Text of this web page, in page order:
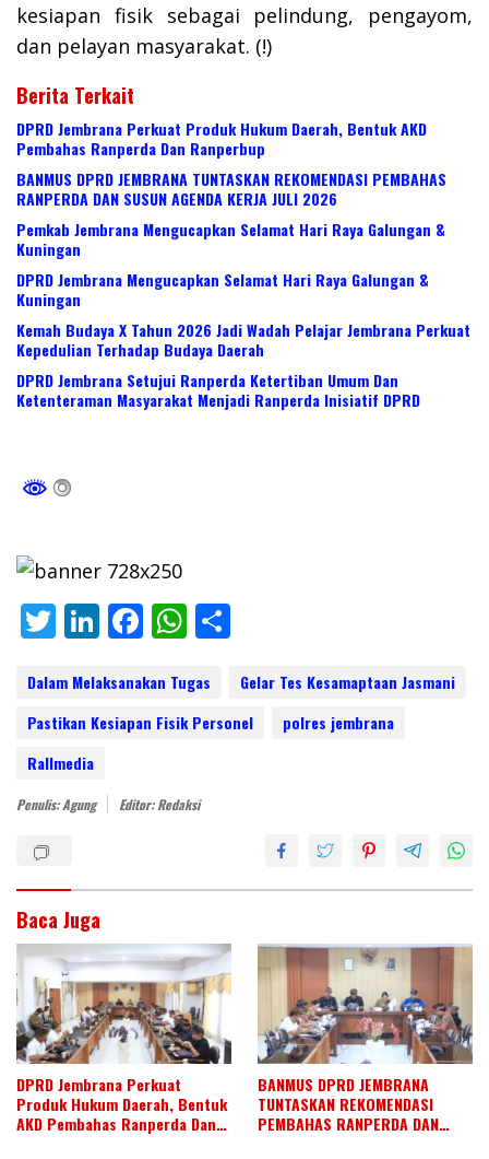
kesiapan fisik sebagai pelindung, pengayom,
dan pelayan masyarakat. (!)
Berita Terkait
DPRD Jembrana Perkuat Produk Hukum Daerah, Bentuk AKD
Pembahas Ranperda Dan Ranperbup
BANMUS DPRD JEMBRANA TUNTASKAN REKOMENDASI PEMBAHAS
RANPERDA DAN SUSUN AGENDA KERJA JULI 2026
Pemkab Jembrana Mengucapkan Selamat Hari Raya Galungan &
Kuningan
DPRD Jembrana Mengucapkan Selamat Hari Raya Galungan &
Kuningan
Kemah Budaya X Tahun 2026 Jadi Wadah Pelajar Jembrana Perkuat
Kepedulian Terhadap Budaya Daerah
DPRD Jembrana Setujui Ranperda Ketertiban Umum Dan
Ketenteraman Masyarakat Menjadi Ranperda Inisiatif DPRD
T
itt
er
Li
k
e
n
F
e
b
o
W
at
s
p
ar
e
Dalam Melaksanakan Tugas
Gelar Tes Kesamaptaan Jasmani
Pastikan Kesiapan Fisik Personel
polres jembrana
Rallmedia
Penulis: Agung Editor: Redaksi
Baca Juga
DPRD Jembrana Perkuat
Produk Hukum Daerah, Bentuk
AKD Pembahas Ranperda Dan
BANMUS DPRD JEMBRANA
TUNTASKAN REKOMENDASI
PEMBAHAS RANPERDA DAN